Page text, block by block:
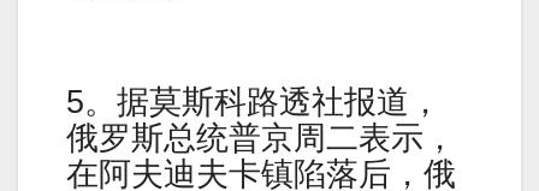
5。据莫斯科路透社报道，
俄罗斯总统普京周二表示，
在阿夫迪夫卡镇陷落后，俄